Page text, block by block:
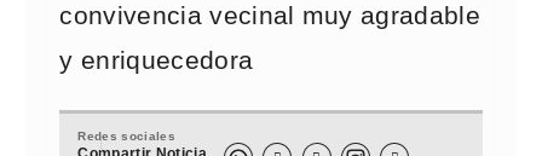
convivencia vecinal muy agradable
y enriquecedora
Redes sociales